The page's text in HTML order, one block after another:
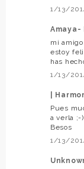
1/13/
Amaya-
mi
estoy
has
1/13/
|
Pues
a verla ;-)
Besos
1/13/